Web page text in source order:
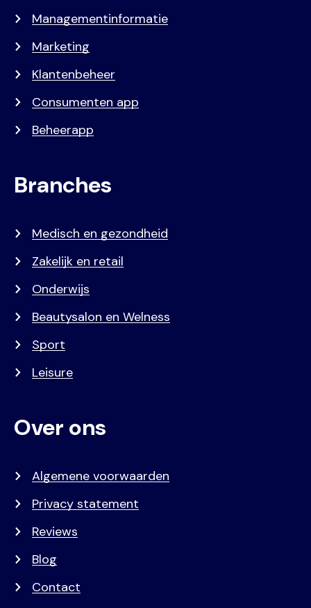
Managementinformatie
Marketing
Klantenbeheer
Consumenten app
Beheerapp
Branches
Medisch en gezondheid
Zakelijk en retail
Onderwijs
Beautysalon en Welness
Sport
Leisure
Over ons
Algemene voorwaarden
Privacy statement
Reviews
Blog
Contact